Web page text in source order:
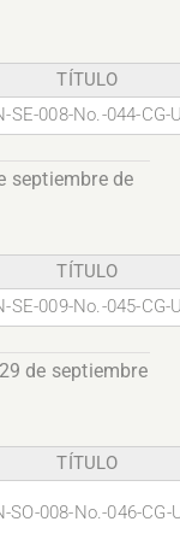
TÍTULO
SE-008-No.-044-CG-
septiembre de
TÍTULO
SE-009-No.-045-CG-
de septiembre
TÍTULO
SO-008-No.-046-CG-